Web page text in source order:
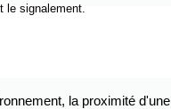
le signalement.
la proximité d'une